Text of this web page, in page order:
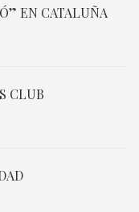
EN CATALUÑA
CLUB